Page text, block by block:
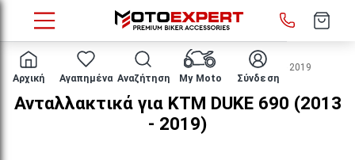
Αρχική Αγαπημένα Αναζήτηση My Moto Σύνδεση
Μάρκα/μοντέλο KTM DUKE 690 2013 - 2019
Ανταλλακτικά για KTM DUKE 690 (2013
- 2019)